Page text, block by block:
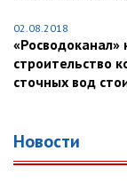
02.08.2018
«Росводоканал»
строительство
сточных вод
Новости